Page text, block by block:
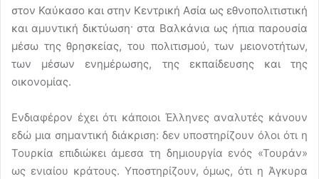
στον Καύκασο και στην Κεντρική Ασία ως εθνοπολιτιστική
και αμυντική δικτύωση· στα Βαλκάνια ως ήπια παρουσία
μέσω της θρησκείας, του πολιτισμού, των μειονοτήτων,
των μέσων ενημέρωσης, της εκπαίδευσης και της
οικονομίας.
Ενδιαφέρον έχει ότι κάποιοι Έλληνες αναλυτές κάνουν
εδώ μια σημαντική διάκριση: δεν υποστηρίζουν όλοι ότι η
Τουρκία επιδιώκει άμεσα τη δημιουργία ενός «Τουράν»
ως ενιαίου κράτους. Υποστηρίζουν, όμως, ότι η Άγκυρα